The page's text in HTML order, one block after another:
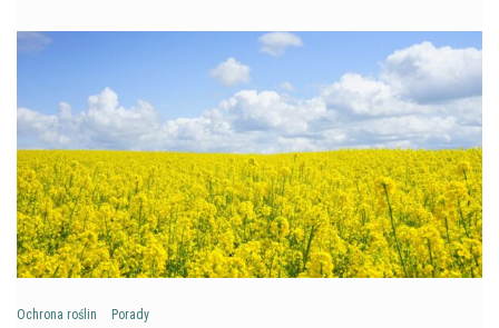
Ochrona roślin Porady